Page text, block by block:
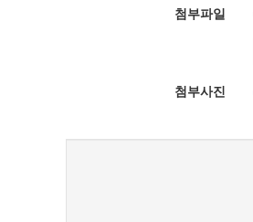
첨부파일
첨부사진